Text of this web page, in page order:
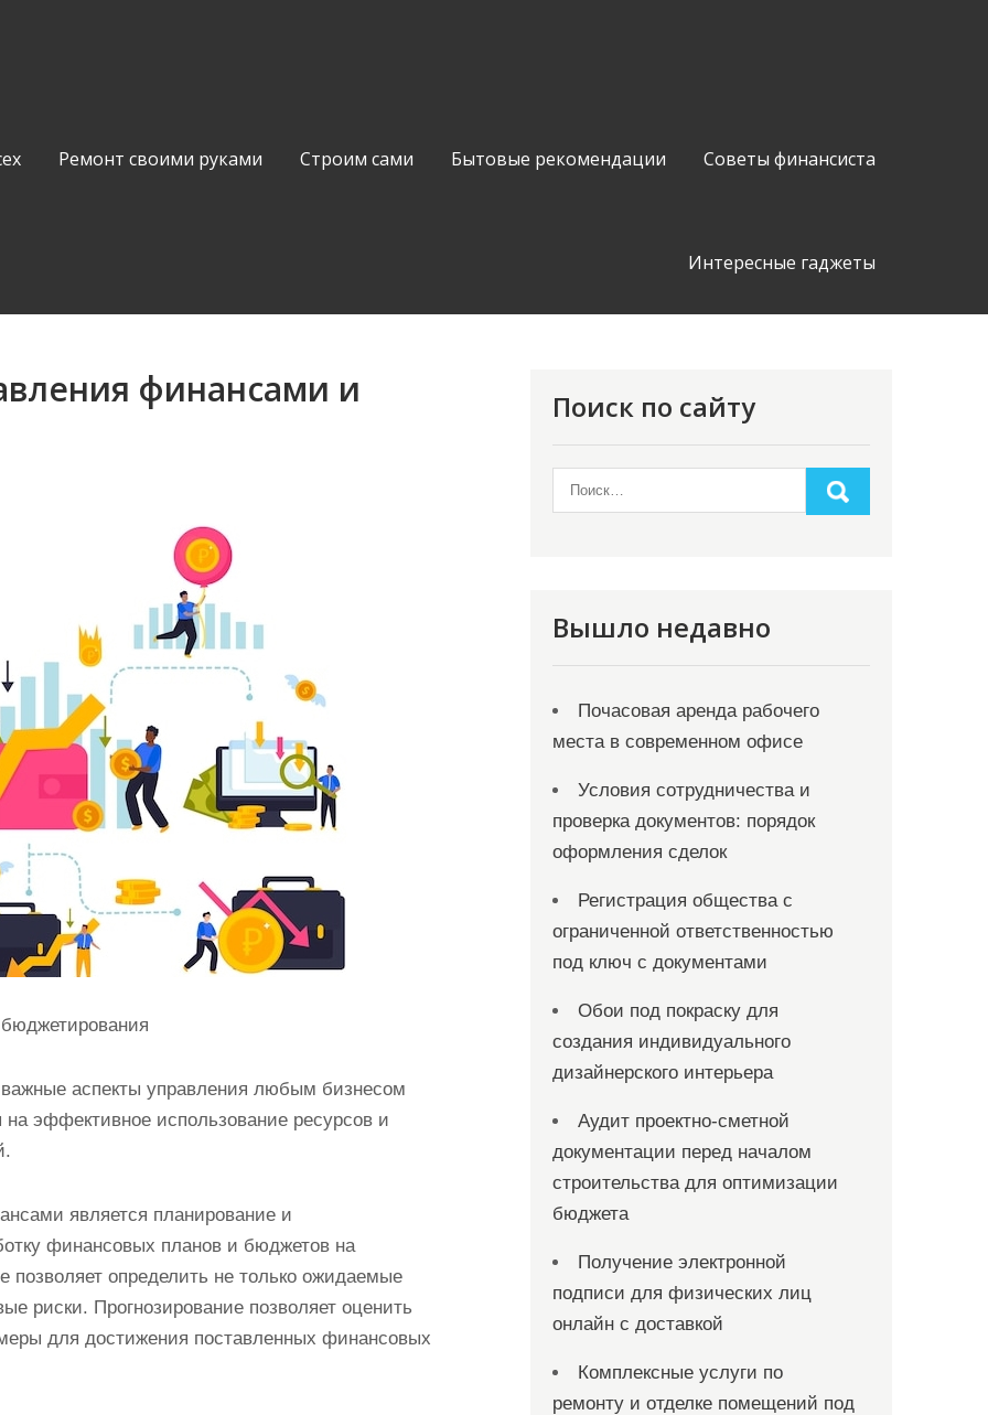
Ремонт своими руками Строим сами Бытовые рекомендации Советы финансиста
Интересные гаджеты
финансами и
аспекты управления любым бизнесом
эффективное использование ресурсов и
является планирование и
финансовых планов и бюджетов на
определить не только ожидаемые
риски. Прогнозирование позволяет оценить
для достижения поставленных финансовых
Поиск по сайту
Вышло недавно
Почасовая аренда рабочего
места в современном офисе
Условия сотрудничества и
проверка документов: порядок
оформления сделок
Регистрация общества с
ограниченной ответственностью
под ключ с документами
Обои под покраску для
создания индивидуального
дизайнерского интерьера
Аудит проектно-сметной
документации перед началом
строительства для оптимизации
бюджета
Получение электронной
подписи для физических лиц
онлайн с доставкой
Комплексные услуги по
ремонту и отделке помещений под